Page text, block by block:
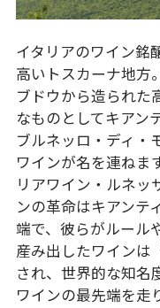
イタリアのワイン銘
高いトスカーナ地方
ブドウから造られた
なものとしてキアン
ブルネッロ・ディ・
ワインが名を連ねま
リアワイン・ルネッ
ンの革命はキアンテ
端で、彼らがルール
産み出したワインは
され、世界的な知名
ワインの最先端を走